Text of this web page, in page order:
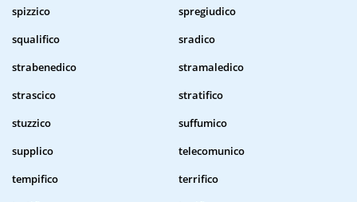
spizzico
spregiudico
squalifico
sradico
strabenedico
stramaledico
strascico
stratifico
stuzzico
suffumico
supplico
telecomunico
tempifico
terrifico